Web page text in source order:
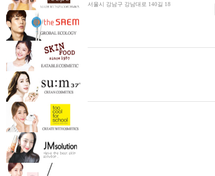
서울시 강남구 강남대로 140길 18